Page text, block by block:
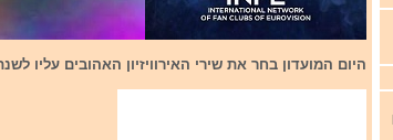
היום המועדון בחר את שירי האירוויזיון האהובים עליו לשנת